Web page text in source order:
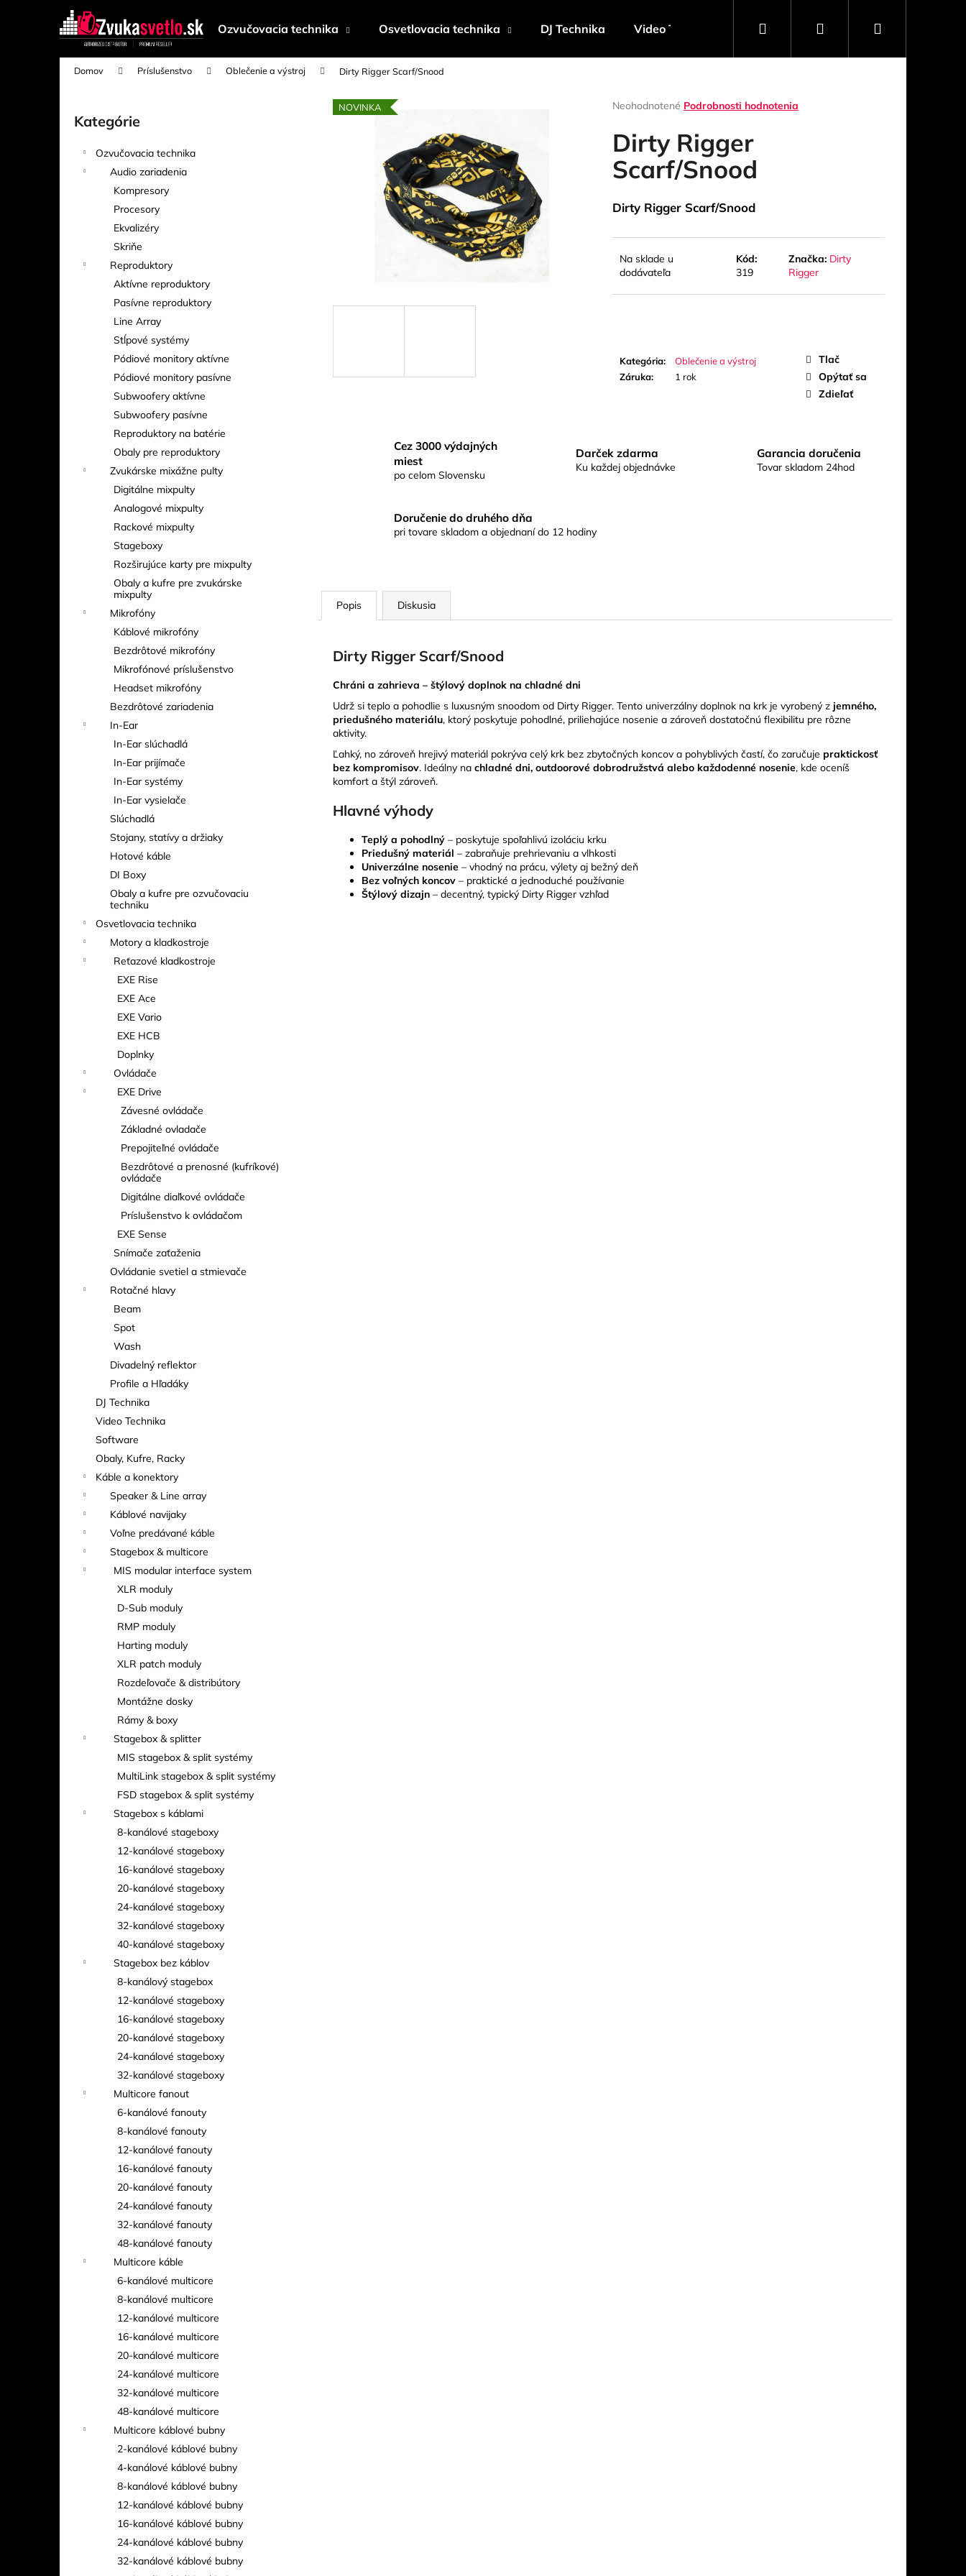
Ozvučovacia technika Osvetlovacia technika DJ Technika Video Technika Software Obaly, Kufre, Racky
Hľadať PrihlásenieNákupný
Domov Príslušenstvo Oblečenie a výstroj Dirty Rigger Scarf/Snood
Preskočiť
kategórie
Kategórie
Ozvučovacia technika
Audio zariadenia
Kompresory
Procesory
Ekvalizéry
Skriňe
Reproduktory
Aktívne reproduktory
Pasívne reproduktory
Line Array
Stĺpové systémy
Pódiové monitory aktívne
Pódiové monitory pasívne
Subwoofery aktívne
Subwoofery pasívne
Reproduktory na batérie
Obaly pre reproduktory
Zvukárske mixážne pulty
Digitálne mixpulty
Analogové mixpulty
Rackové mixpulty
Stageboxy
Rozširujúce karty pre mixpulty
Obaly a kufre pre zvukárske
mixpulty
Mikrofóny
Káblové mikrofóny
Bezdrôtové mikrofóny
Mikrofónové príslušenstvo
Headset mikrofóny
Bezdrôtové zariadenia
In-Ear
In-Ear slúchadlá
In-Ear prijímače
In-Ear systémy
In-Ear vysielače
Slúchadlá
Stojany, statívy a držiaky
Hotové káble
DI Boxy
Obaly a kufre pre ozvučovaciu
techniku
Osvetlovacia technika
Motory a kladkostroje
Reťazové kladkostroje
EXE Rise
EXE Ace
EXE Vario
EXE HCB
Doplnky
Ovládače
EXE Drive
Závesné ovládače
Základné ovladače
Prepojiteľné ovládače
Bezdrôtové a prenosné (kufríkové)
ovládače
Digitálne diaľkové ovládače
Príslušenstvo k ovládačom
EXE Sense
Snímače zaťaženia
Ovládanie svetiel a stmievače
Rotačné hlavy
Beam
Spot
Wash
Divadelný reflektor
Profile a Hľadáky
DJ Technika
Video Technika
Software
Obaly, Kufre, Racky
Káble a konektory
Speaker & Line array
Káblové navijaky
Voľne predávané káble
Stagebox & multicore
MIS modular interface system
XLR moduly
D-Sub moduly
RMP moduly
Harting moduly
XLR patch moduly
Rozdeľovače & distribútory
Montážne dosky
Rámy & boxy
Stagebox & splitter
MIS stagebox & split systémy
MultiLink stagebox & split systémy
FSD stagebox & split systémy
Stagebox s káblami
8-kanálové stageboxy
12-kanálové stageboxy
16-kanálové stageboxy
20-kanálové stageboxy
24-kanálové stageboxy
32-kanálové stageboxy
40-kanálové stageboxy
Stagebox bez káblov
8-kanálový stagebox
12-kanálové stageboxy
16-kanálové stageboxy
20-kanálové stageboxy
24-kanálové stageboxy
32-kanálové stageboxy
Multicore fanout
6-kanálové fanouty
8-kanálové fanouty
12-kanálové fanouty
16-kanálové fanouty
20-kanálové fanouty
24-kanálové fanouty
32-kanálové fanouty
48-kanálové fanouty
Multicore káble
6-kanálové multicore
8-kanálové multicore
12-kanálové multicore
16-kanálové multicore
20-kanálové multicore
24-kanálové multicore
32-kanálové multicore
48-kanálové multicore
Multicore káblové bubny
2-kanálové káblové bubny
4-kanálové káblové bubny
8-kanálové káblové bubny
12-kanálové káblové bubny
16-kanálové káblové bubny
24-kanálové káblové bubny
32-kanálové káblové bubny
Priemerné
produktu
je
0,0
z
hviezdičiek.
Neohodnotené Podrobnosti hodnotenia
Dirty Rigger
Scarf/Snood
Dirty Rigger Scarf/Snood
Na sklade u
dodávateľa
Kód:
319
Značka: Dirty
Rigger
Kategória:
Oblečenie a výstroj
Záruka: 1 rok
Tlač
Opýtať sa
Zdieľať
NOVINKA
Cez 3000 výdajných
miest
po celom Slovensku
Darček zdarma
Ku každej objednávke
Garancia doručenia
Tovar skladom 24hod
Doručenie do druhého dňa
pri tovare skladom a objednaní do 12 hodiny
Popis Diskusia
Dirty Rigger Scarf/Snood
Chráni a zahrieva – štýlový doplnok na chladné dni
Udrž si teplo a pohodlie s luxusným snoodom od Dirty Rigger. Tento univerzálny doplnok na krk je vyrobený z jemného,
priedušného materiálu, ktorý poskytuje pohodlné, priliehajúce nosenie a zároveň dostatočnú flexibilitu pre rôzne
aktivity.
Ľahký, no zároveň hrejivý materiál pokrýva celý krk bez zbytočných koncov a pohyblivých častí, čo zaručuje praktickosť
bez kompromisov. Ideálny na chladné dni, outdoorové dobrodružstvá alebo každodenné nosenie, kde oceníš
komfort a štýl zároveň.
Hlavné výhody
Teplý a pohodlný – poskytuje spoľahlivú izoláciu krku
Priedušný materiál – zabraňuje prehrievaniu a vlhkosti
Univerzálne nosenie – vhodný na prácu, výlety aj bežný deň
Bez voľných koncov – praktické a jednoduché používanie
Štýlový dizajn – decentný, typický Dirty Rigger vzhľad
Späť
Späť
Čo potrebujete nájsť?
Odporúčame
EXE RISE D8+ 500 KG – ELEKTRICKÝ
REŤAZOVÝ KLADKOSTROJ (MEDIUM